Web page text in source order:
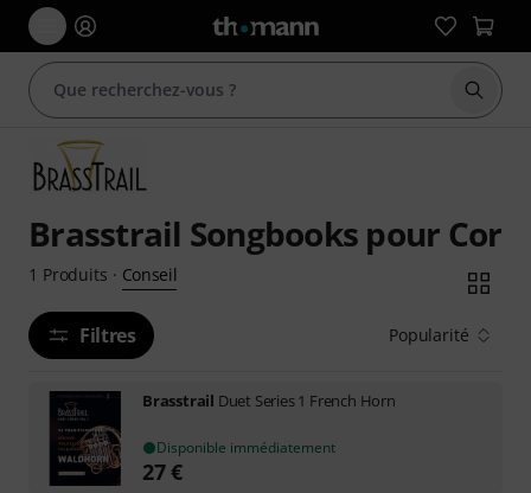
Brasstrail Songbooks pour Cor
1 Produits · Conseil
Filtres Popularité
Brasstrail Duet Series 1 French Horn
Disponible immédiatement
27€